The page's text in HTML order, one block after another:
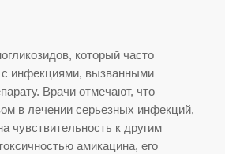
который часто
инфекциями, вызванными
Врачи отмечают, что
в лечении серьезных инфекций,
чувствительность к другим
амикацина, его